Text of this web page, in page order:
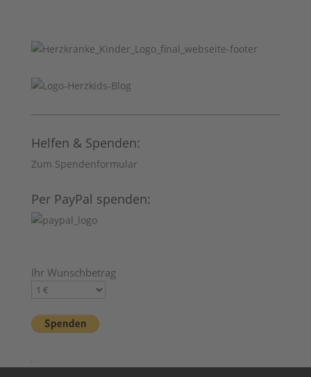
Helfen & Spenden:
Zum Spendenformular
Per PayPal spenden:
Ihr Wunschbetrag